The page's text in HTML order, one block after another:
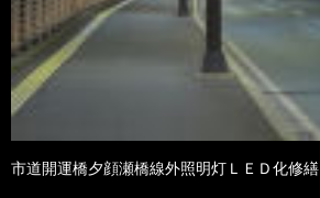
市道開運橋夕顔瀬橋線外照明灯ＬＥＤ化修繕